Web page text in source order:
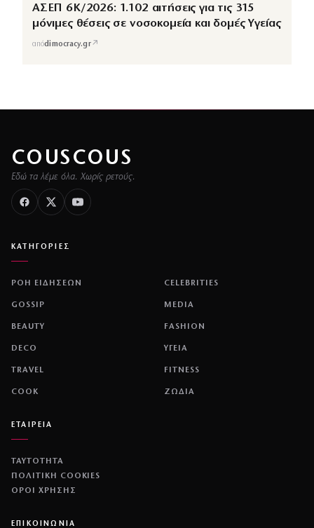
ΑΣΕΠ 6Κ/2026: 1.102 αιτήσεις για τις 315
μόνιμες θέσεις σε νοσοκομεία και δομές Υγείας
απόdimocracy.gr↗
COUSCOUS
Εδώ τα λέμε όλα. Χωρίς ρετούς.
ΚΑΤΗΓΟΡΙΕΣ
ΡΟΗ ΕΙΔΗΣΕΩΝ CELEBRITIES
GOSSIP MEDIA
BEAUTY FASHION
DECO ΥΓΕΙΑ
TRAVEL FITNESS
COOK ΖΩΔΙΑ
ΕΤΑΙΡΕΙΑ
ΤΑΥΤΟΤΗΤΑ
ΠΟΛΙΤΙΚΉ COOKIES
ΌΡΟΙ ΧΡΉΣΗΣ
ΕΠΙΚΟΙΝΩΝΙΑ